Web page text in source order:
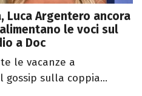
Luca Argentero ancora
le voci sul
a Doc
le vacanze a
gossip sulla coppia...